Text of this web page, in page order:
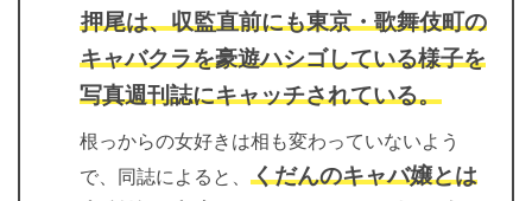
押尾は、収監直前にも東京・歌舞伎町の
キャバクラを豪遊ハシゴしている様子を
写真週刊誌にキャッチされている。
根っからの女好きは相も変わっていないよう
で、同誌によると、 くだんのキャバ嬢とは